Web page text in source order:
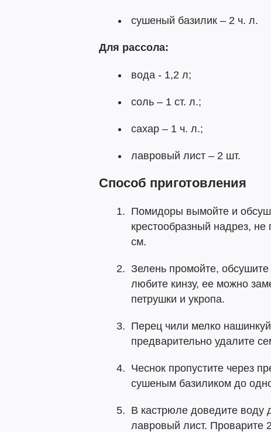
сушеный базилик – 2 ч. л.
Для рассола:
вода - 1,2 л;
соль – 1 ст. л.;
сахар – 1 ч. л.;
лавровый лист – 2 шт.
Способ приготовления
Помидоры вымойте и
крестообразный надрез,
см.
Зелень промойте,
любите кинзу, ее можно
петрушки и укропа.
Перец чили мелко
предварительно удалите
Чеснок пропустите через
сушеным базиликом до
В кастрюле доведите воду
лавровый лист. Проварите